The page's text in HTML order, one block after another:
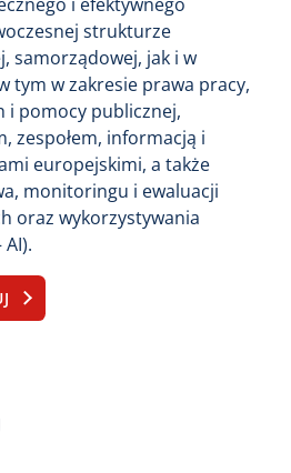
strukturze
samorządowej, jak i w
tym w zakresie prawa pracy,
i pomocy publicznej,
zespołem, informacją i
europejskimi, a także
monitoringu i ewaluacji
oraz wykorzystywania